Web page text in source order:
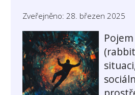
Zveřejněno: 28. březen 2025